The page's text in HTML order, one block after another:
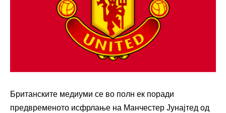
Британските медиуми се во полн ек поради
предвременото исфрлање на Манчестер Јунајтед од